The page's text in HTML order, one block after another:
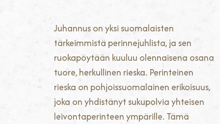
Juhannus on yksi suomalaisten
tärkeimmistä perinnejuhlista, ja sen
ruokapöytään kuuluu olennaisena osana
tuore, herkullinen rieska. Perinteinen
rieska on pohjoissuomalainen erikoisuus,
joka on yhdistänyt sukupolvia yhteisen
leivontaperinteen ympärille. Tämä